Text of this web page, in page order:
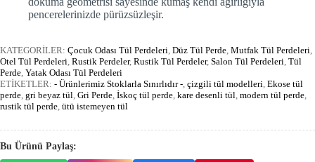
pencerelerinizde pürüzsüzleşir.
KATEGORİLER: Çocuk Odası Tül Perdeleri Düz Tül Perde Mutfak Tül Perdeleri
Otel Tül Perdeleri Rustik Perdeler, Rustik Tül Perdeler, Salon Tül Perdeleri Tül
Perde Yatak Odası Tül Perdeleri
ETİKETLER: - Ürünlerimiz Stoklarla Sınırlıdır - çizgili tül modelleri Ekose tül
perde gri beyaz tül Gri Perde İskoç tül perde kare desenli tül modern tül perde
rustik tül perde ütü istemeyen tül
Bu Ürünü Paylaş: